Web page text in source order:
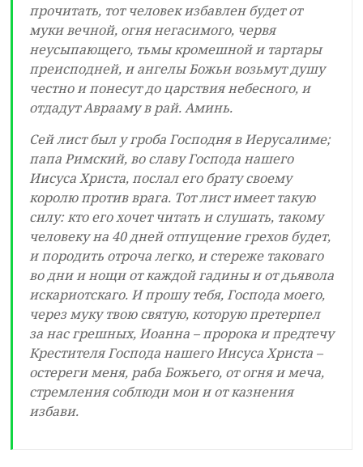
прочитать, тот человек избавлен будет от
муки вечной, огня негасимого, червя
неусыпающего, тьмы кромешной и тартары
преисподней, и ангелы Божьи возьмут душу
честно и понесут до царствия небесного, и
отдадут Аврааму в рай. Аминь.
Сей лист был у гроба Господня в Иерусалиме;
папа Римский, во славу Господа нашего
Иисуса Христа, послал его брату своему
королю против врага. Тот лист имеет такую
силу: кто его хочет читать и слушать, такому
человеку на 40 дней отпущение грехов будет,
и породить отроча легко, и стереже таковаго
во дни и нощи от каждой гадины и от дьявола
искариотскаго. И прошу тебя, Господа моего,
через муку твою святую, которую претерпел
за нас грешных, Иоанна – пророка и предтечу
Крестителя Господа нашего Иисуса Христа –
остереги меня, раба Божьего, от огня и меча,
стремления соблюди мои и от казнения
избави.